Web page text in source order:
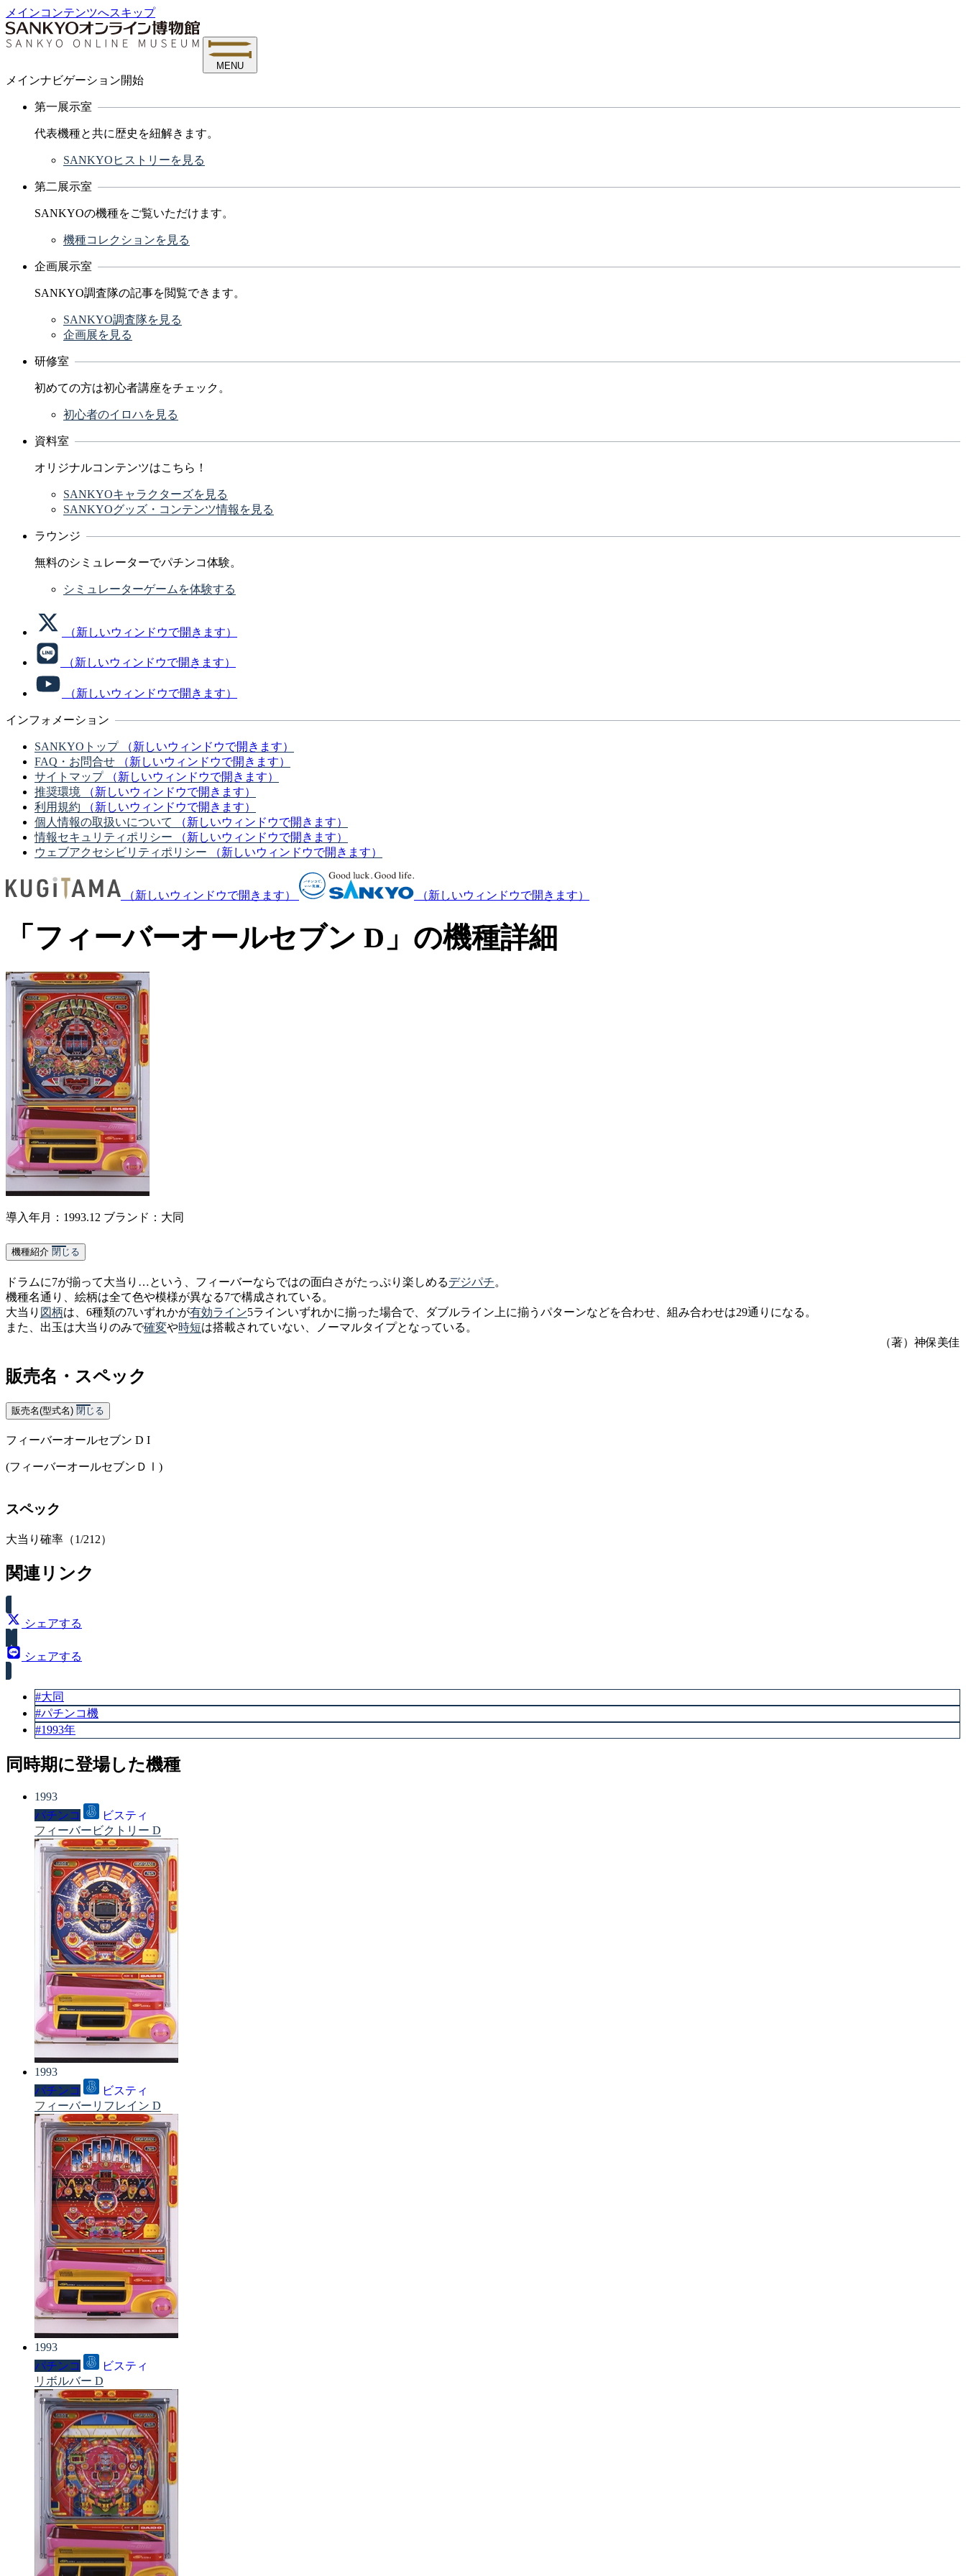
メインコンテンツへスキップ
MENU
メインナビゲーション開始
第一展示室
代表機種と共に歴史を紐解きます。
SANKYOヒストリーを見る
第二展示室
SANKYOの機種をご覧いただけます。
機種コレクションを見る
企画展示室
SANKYO調査隊の記事を閲覧できます。
SANKYO調査隊を見る
企画展を見る
研修室
初めての方は初心者講座をチェック。
初心者のイロハを見る
資料室
オリジナルコンテンツはこちら！
SANKYOキャラクターズを見る
SANKYOグッズ・コンテンツ情報を見る
ラウンジ
無料のシミュレーターでパチンコ体験。
シミュレーターゲームを体験する
（新しいウィンドウで開きます）
（新しいウィンドウで開きます）
（新しいウィンドウで開きます）
インフォメーション
SANKYOトップ
（新しいウィンドウで開きます）
FAQ・お問合せ
（新しいウィンドウで開きます）
サイトマップ
（新しいウィンドウで開きます）
推奨環境
（新しいウィンドウで開きます）
利用規約
（新しいウィンドウで開きます）
個人情報の取扱いについて
（新しいウィンドウで開きます）
情報セキュリティポリシー
（新しいウィンドウで開きます）
ウェブアクセシビリティポリシー
（新しいウィンドウで開きます）
（新しいウィンドウで開きます） （新しいウィンドウで開きます）
「フィーバーオールセブン D」の機種詳細
導入年月：1993.12 ブランド：大同
機種紹介 閉じる
ドラムに7が揃って大当り…という、フィーバーならではの面白さがたっぷり楽しめるデジパチ。
機種名通り、絵柄は全て色や模様が異なる7で構成されている。
大当り 図柄は、6種類の7いずれかが有効ライン5ラインいずれかに揃った場合で、ダブルライン上に揃うパターンなどを合わせ、組み合わせは29通りになる。
また、出玉は大当りのみで確変や時短は搭載されていない、ノーマルタイプとなっている。
（著）神保美佳
販売名・スペック
販売名(型式名) 閉じる
フィーバーオールセブン D I
(フィーバーオールセブンＤⅠ)
スペック
大当り確率（1/212）
関連リンク
シェアする
シェアする
#大同
#パチンコ機
#1993年
同時期に登場した機種
1993
パチンコ
ビスティ
フィーバービクトリー D
1993
パチンコ
ビスティ
フィーバーリフレイン D
1993
パチンコ
ビスティ
リボルバー D